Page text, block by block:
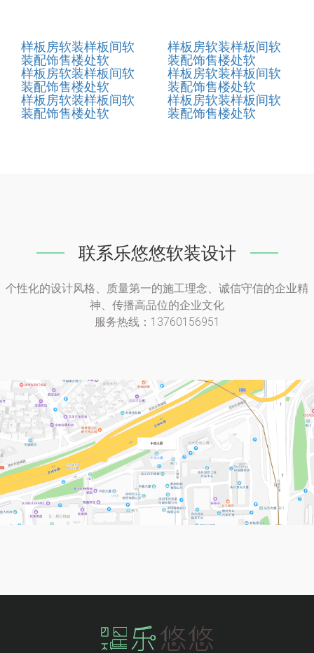
样板房软装样板间软
装配饰售楼处软
样板房软装样板间软
装配饰售楼处软
样板房软装样板间软
装配饰售楼处软
样板房软装样板间软
装配饰售楼处软
样板房软装样板间软
装配饰售楼处软
样板房软装样板间软
装配饰售楼处软
联系乐悠悠软装设计
个性化的设计风格、质量第一的施工理念、诚信守信的企业精
神、传播高品位的企业文化
服务热线：13760156951